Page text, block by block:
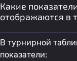
Какие
отображаются в
В турнирной
показатели: